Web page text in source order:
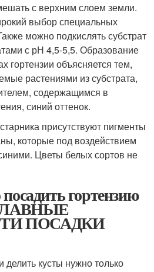
с верхним слоем земли.
выбор специальных
можно подкислять субстрат
с рН 4,5-5,5. Образование
гортензии объясняется тем,
растениями из субстрата,
содержащимся в
синий оттенок.
присутствуют пигменты
которые под воздействием
Цветы белых сортов не
гортензию
ПОСАДКИ
кусты нужно только